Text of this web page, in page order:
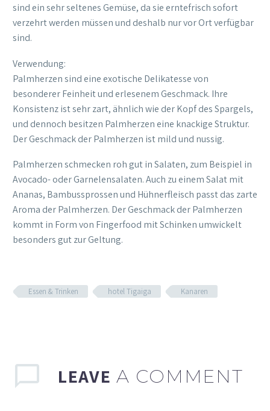
sind ein sehr seltenes Gemüse, da sie erntefrisch sofort
verzehrt werden müssen und deshalb nur vor Ort verfügbar
sind.
Verwendung:
Palmherzen sind eine exotische Delikatesse von
besonderer Feinheit und erlesenem Geschmack. Ihre
Konsistenz ist sehr zart, ähnlich wie der Kopf des Spargels,
und dennoch besitzen Palmherzen eine knackige Struktur.
Der Geschmack der Palmherzen ist mild und nussig.
Palmherzen schmecken roh gut in Salaten, zum Beispiel in
Avocado- oder Garnelensalaten. Auch zu einem Salat mit
Ananas, Bambussprossen und Hühnerfleisch passt das zarte
Aroma der Palmherzen. Der Geschmack der Palmherzen
kommt in Form von Fingerfood mit Schinken umwickelt
besonders gut zur Geltung.
Essen & Trinken hotel Tigaiga Kanaren
LEAVE A COMMENT